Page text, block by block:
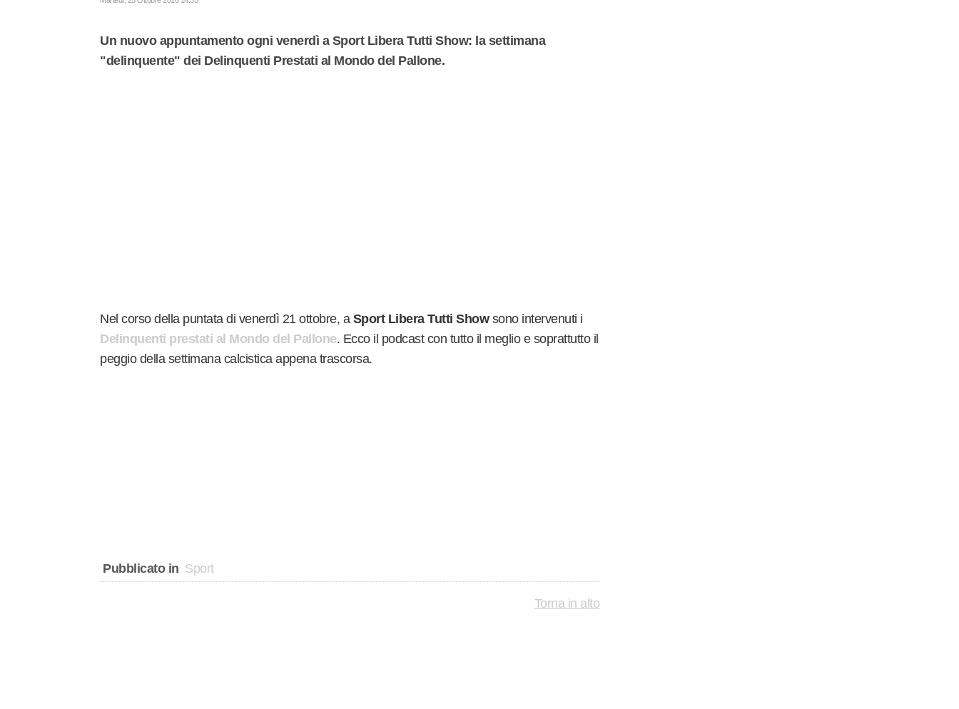
Un nuovo appuntamento ogni venerdì a Sport Libera Tutti Show: la settimana
"delinquente" dei Delinquenti Prestati al Mondo del Pallone.
Nel corso della puntata di venerdì 21 ottobre, a Sport Libera Tutti Showsono intervenuti i
Delinquenti prestati al Mondo del Pallone. Ecco il podcast con tutto il meglio e soprattutto il
peggio della settimana calcistica appena trascorsa.
Pubblicato in Sport
Torna in alto